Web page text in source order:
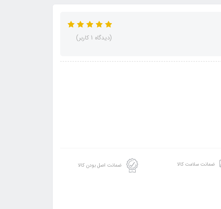
(دیدگاه 1 کاربر)
ضمانت سلامت کالا ضمانت اصل بودن کالا